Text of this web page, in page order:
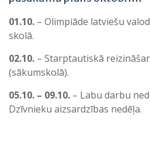
01.10. – Olimpiāde latviešu
skolā.
02.10. – Starptautiskā
(sākumskolā).
05.10. – 09.10. – Labu darbu
Dzīvnieku aizsardzības nedēļa.